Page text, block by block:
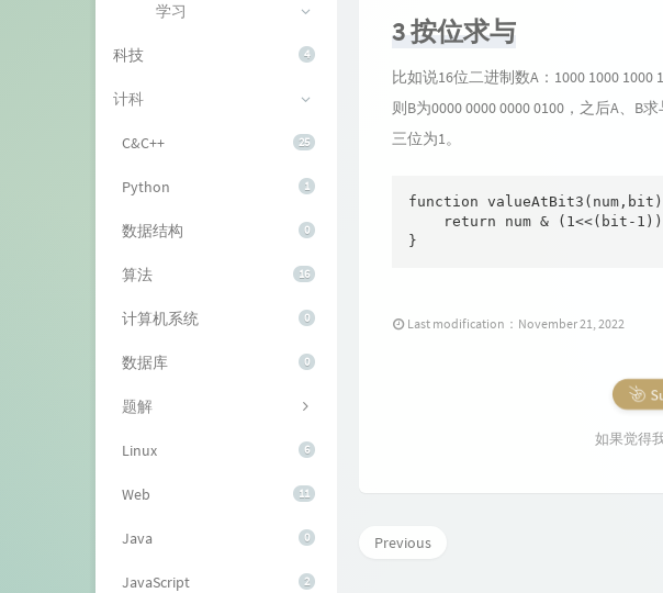
学习
4
科技
计科
25
C&C++
1
Python
0
数据结构
16
算法
0
计算机系统
0
数据库
题解
6
Linux
11
Web
0
Java
2
JavaScript
3 按位求与
比如说16位二进制数A：1000 1000
则B为0000 0000 0000 0100，之后A、
三位为1。
function
return num & (1<<(bit-
}
Last modification：November 21, 2022
如果觉得
Previous